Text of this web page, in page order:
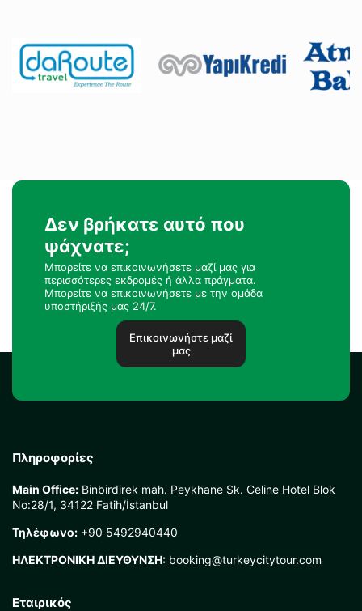
Δεν βρήκατε αυτό που
ψάχνατε;
Μπορείτε να επικοινωνήσετε μαζί μας για
περισσότερες εκδρομές ή άλλα πράγματα.
Μπορείτε να επικοινωνήσετε με την ομάδα
υποστήριξής μας 24/7.
Επικοινωνήστε μαζί
μας
Πληροφορίες
Main Office: Binbirdirek mah. Peykhane Sk. Celine Hotel Blok
No:28/1, 34122 Fatih/İstanbul
Τηλέφωνο: +90 5492940440
ΗΛΕΚΤΡΟΝΙΚΗ ΔΙΕΥΘΥΝΣΗ: booking@turkeycitytour.com
Εταιρικός